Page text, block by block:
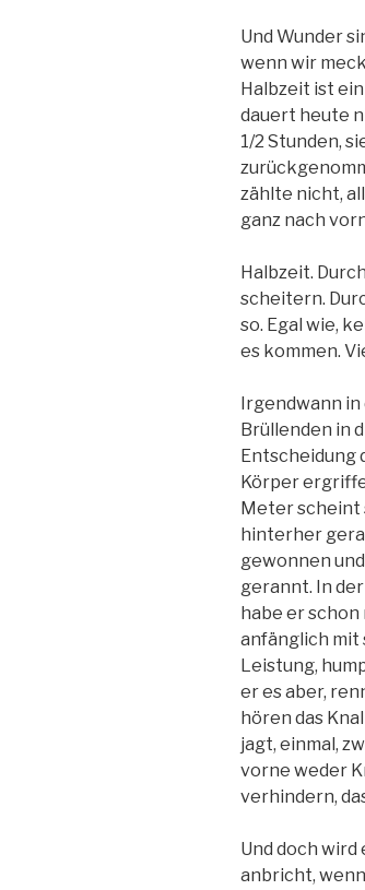
Und Wunder
wenn wir
Halbzeit ist
dauert heute
1/2 Stunden,
zählte nicht,
ganz nach
Halbzeit.
scheitern.
so. Egal wie,
es kommen.
Irgendwann
Brüllenden in
Entscheidung
Körper
Meter scheint
hinterher
gewonnen
gerannt. In
habe er
anfänglich
Leistung,
er es aber,
hören das
jagt, einmal,
vorne weder
verhindern,
Und doch wird
anbricht,